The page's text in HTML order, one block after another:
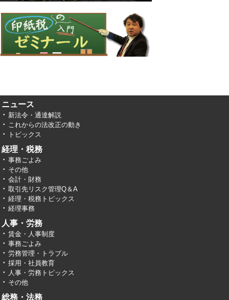
ニュース
新法令・通達解説
これからの法改正の動き
トピックス
経理・税務
事務ごよみ
その他
会計・財務
取引先リスク管理Q＆A
経理・税務トピックス
経理事務
人事・労務
賃金・人事制度
事務ごよみ
労務管理・トラブル
採用・社員教育
人事・労務トピックス
その他
総務・法務